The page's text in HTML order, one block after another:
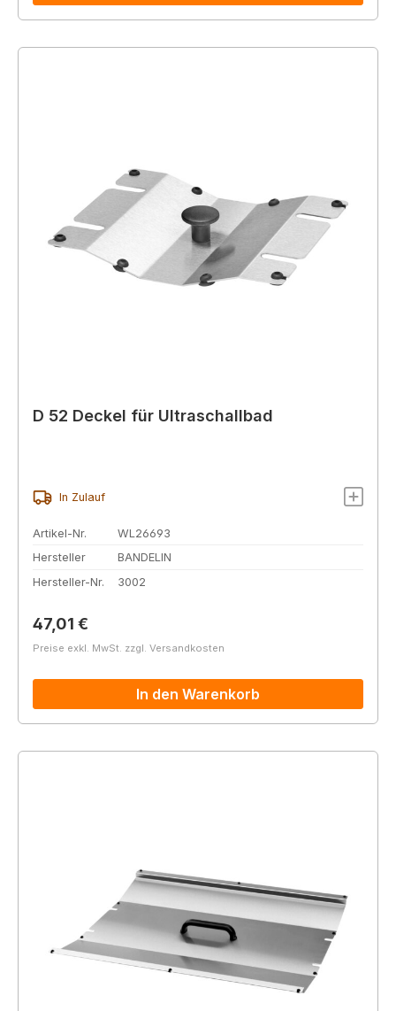
D 52 Deckel für Ultraschallbad
In Zulauf
Artikel-Nr.
WL26693
Hersteller
BANDELIN
Hersteller-Nr.
3002
Regulärer Preis:
47,01 €
Preise exkl. MwSt. zzgl. Versandkosten
In den Warenkorb